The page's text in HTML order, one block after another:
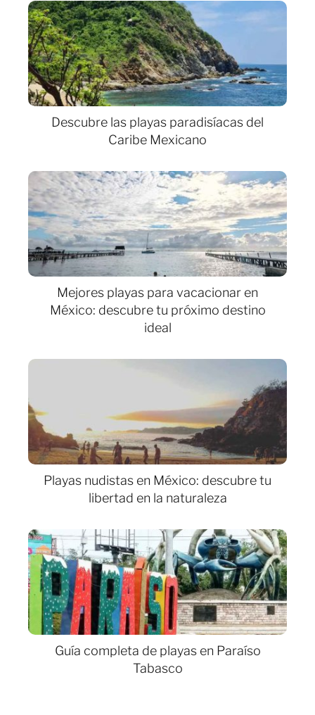
Descubre las playas paradisíacas del
Caribe Mexicano
Mejores playas para vacacionar en
México: descubre tu próximo destino
ideal
Playas nudistas en México: descubre tu
libertad en la naturaleza
Guía completa de playas en Paraíso
Tabasco